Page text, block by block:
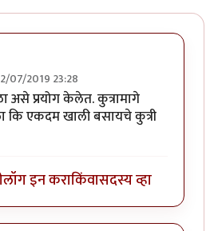
07/2019 23:28
असे प्रयोग केलेत. कुत्रामागे
कि एकदम खाली बसायचे कुत्री
लॉग इन कराकिंवासदस्य व्हा